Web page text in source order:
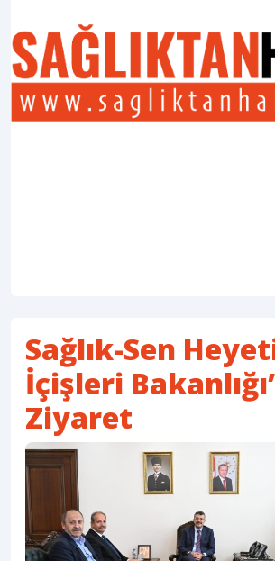
Sağlık-Sen
İçişleri
Ziyaret